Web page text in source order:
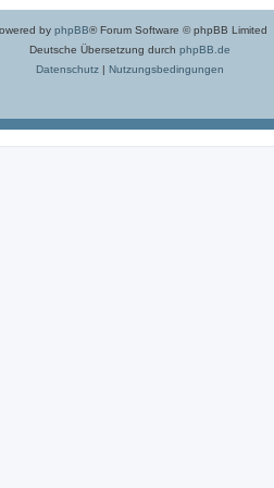
by phpBB® Forum Software © phpBB Limited
Deutsche Übersetzung durch phpBB.de
Datenschutz| Nutzungsbedingungen